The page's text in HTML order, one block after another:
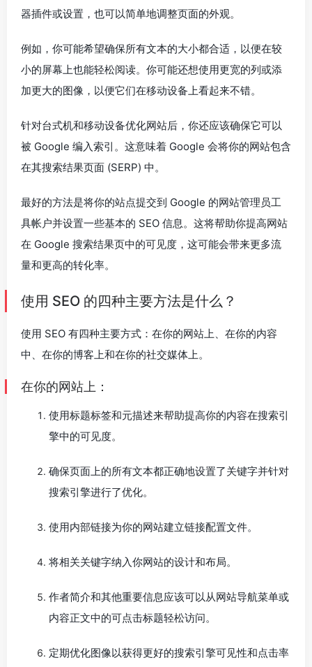
器插件或设置，也可以简单地调整页面的外观。
例如，你可能希望确保所有文本的大小都合适，以便在较
小的屏幕上也能轻松阅读。你可能还想使用更宽的列或添
加更大的图像，以便它们在移动设备上看起来不错。
针对台式机和移动设备优化网站后，你还应该确保它可以
被 Google 编入索引。这意味着 Google 会将你的网站包含
在其搜索结果页面 (SERP) 中。
最好的方法是将你的站点提交到 Google 的网站管理员工
具帐户并设置一些基本的 SEO 信息。这将帮助你提高网站
在 Google 搜索结果页中的可见度，这可能会带来更多流
量和更高的转化率。
使用 SEO 的四种主要方法是什么？
使用 SEO 有四种主要方式：在你的网站上、在你的内容
中、在你的博客上和在你的社交媒体上。
在你的网站上：
使用标题标签和元描述来帮助提高你的内容在搜索引
擎中的可见度。
确保页面上的所有文本都正确地设置了关键字并针对
搜索引擎进行了优化。
使用内部链接为你的网站建立链接配置文件。
将相关关键字纳入你网站的设计和布局。
作者简介和其他重要信息应该可以从网站导航菜单或
内容正文中的可点击标题轻松访问。
定期优化图像以获得更好的搜索引擎可见性和点击率